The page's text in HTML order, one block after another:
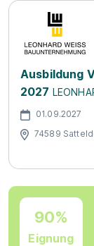
Ausbildung
2027
01.09.2027
74589
90%
Eignung